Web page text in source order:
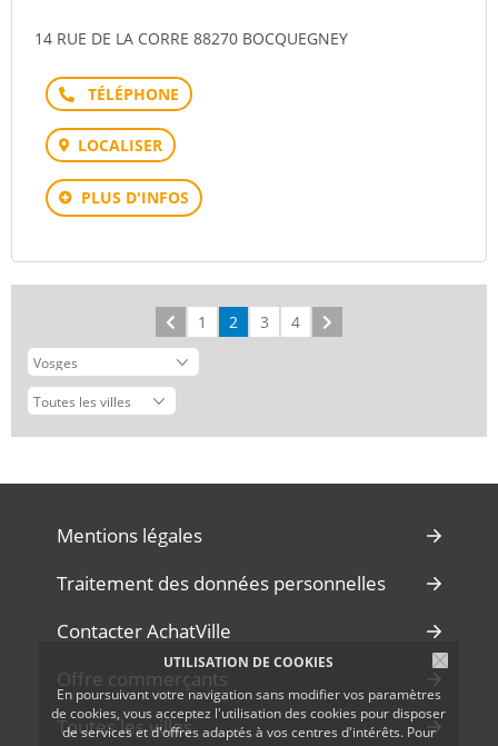
UTILISATION DE COOKIES
En poursuivant votre navigation sans modifier vos paramètres
de cookies, vous acceptez l'utilisation des cookies pour disposer
de services et d'offres adaptés à vos centres d'intérêts. Pour
14 RUE DE LA CORRE 88270 BOCQUEGNEY
Téléphone
LOCALISER
PLUS D'INFOS
Précédent
1 2 3 4
Mentions légales
Traitement des données personnelles
Contacter AchatVille
Offre commerçants
Toutes les villes